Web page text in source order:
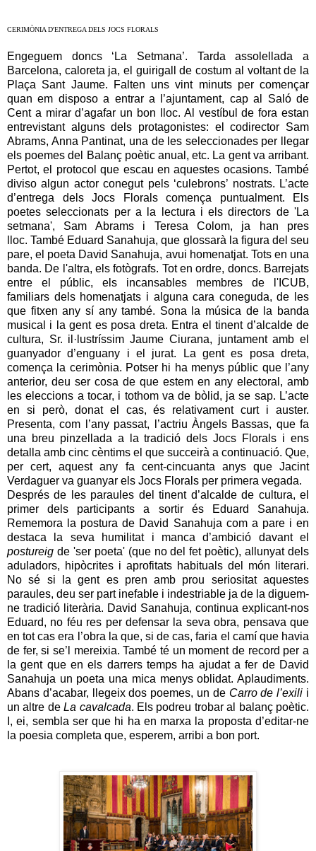
CERIMÒNIA D'ENTREGA DELS JOCS FLORALS
Engeguem doncs ‘La Setmana’. Tarda assolellada a
Barcelona, caloreta ja, el guirigall de costum al voltant de la
Plaça Sant Jaume. Falten uns vint minuts per començar
quan em disposo a entrar a l’ajuntament, cap al Saló de
Cent a mirar d’agafar un bon lloc. Al vestíbul de fora estan
entrevistant alguns dels protagonistes: el codirector Sam
Abrams, Anna Pantinat, una de les seleccionades per llegar
els poemes del Balanç poètic anual, etc. La gent va arribant.
Pertot, el protocol que escau en aquestes ocasions. També
diviso algun actor conegut pels ‘culebrons’ nostrats. L’acte
d’entrega dels Jocs Florals comença puntualment. Els
poetes seleccionats per a la lectura i els directors de 'La
setmana', Sam Abrams i Teresa Colom, ja han pres
lloc. També Eduard Sanahuja, que glossarà la figura del seu
pare, el poeta David Sanahuja, avui homenatjat. Tots en una
banda. De l'altra, els fotògrafs. Tot en ordre, doncs. Barrejats
entre el públic, els incansables membres de l'ICUB,
familiars dels homenatjats i alguna cara coneguda, de les
que fitxen any sí any també. Sona la música de la banda
musical i la gent es posa dreta. Entra el tinent d’alcalde de
cultura, Sr. il·lustríssim Jaume Ciurana, juntament amb el
guanyador d’enguany i el jurat. La gent es posa dreta,
comença la cerimònia. Potser hi ha menys públic que l’any
anterior, deu ser cosa de que estem en any electoral, amb
les eleccions a tocar, i tothom va de bòlid, ja se sap. L’acte
en si però, donat el cas, és relativament curt i auster.
Presenta, com l’any passat, l’actriu Àngels Bassas, que fa
una breu pinzellada a la tradició dels Jocs Florals i ens
detalla amb cinc cèntims el que succeirà a continuació. Que,
per cert, aquest any fa cent-cincuanta anys que Jacint
Verdaguer va guanyar els Jocs Florals per primera vegada.
Després de les paraules del tinent d’alcalde de cultura, el
primer dels participants a sortir és Eduard Sanahuja.
Rememora la postura de David Sanahuja com a pare i en
destaca la seva humilitat i manca d’ambició davant el
postureig de 'ser poeta' (que no del fet poètic), allunyat dels
aduladors, hipòcrites i aprofitats habituals del món literari.
No sé si la gent es pren amb prou seriositat aquestes
paraules, deu ser part inefable i indestriable ja de la diguem-
ne tradició literària. David Sanahuja, continua explicant-nos
Eduard, no féu res per defensar la seva obra, pensava que
en tot cas era l’obra la que, si de cas, faria el camí que havia
de fer, si se’l mereixia. També té un moment de record per a
la gent que en els darrers temps ha ajudat a fer de David
Sanahuja un poeta una mica menys oblidat. Aplaudiments.
Abans d’acabar, llegeix dos poemes, un de Carro de l’exili i
un altre deLa cavalcada. Els podreu trobar al balanç poètic.
I, ei, sembla ser que hi ha en marxa la proposta d’editar-ne
la poesia completa que, esperem, arribi a bon port.